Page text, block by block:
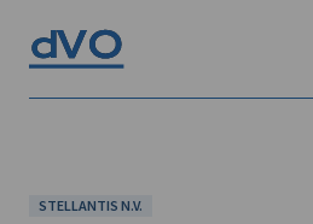
STELLANTIS N.V.